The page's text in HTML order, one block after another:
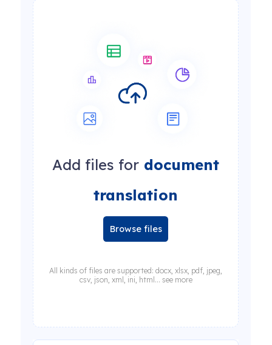
Add files for document
translation
Browse files
All kinds of files are supported: docx, xlsx, pdf, jpeg,
csv, json, xml, ini, html... see more